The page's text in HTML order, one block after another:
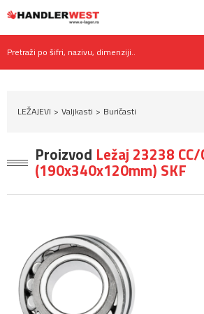
Pretraži po šifri, nazivu, dimenziji..
LEŽAJEVI Valjkasti Buričasti
Proizvod Ležaj 23238
(190x340x120mm) SKF